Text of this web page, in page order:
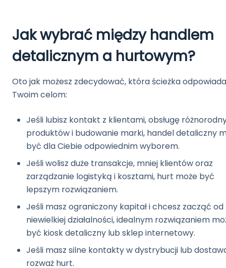
Jak wybrać między handlem
detalicznym a hurtowym?
Oto jak możesz zdecydować, która ścieżka odpowiada
Twoim celom:
Jeśli lubisz kontakt z klientami, obsługę
produktów i budowanie marki, handel detaliczny
być dla Ciebie odpowiednim wyborem.
Jeśli wolisz duże transakcje, mniej klientów oraz
zarządzanie logistyką i kosztami, hurt może być
lepszym rozwiązaniem.
Jeśli masz ograniczony kapitał i chcesz zacząć od
niewielkiej działalności, idealnym rozwiązaniem
być kiosk detaliczny lub sklep internetowy.
Jeśli masz silne kontakty w dystrybucji lub
rozważ hurt.